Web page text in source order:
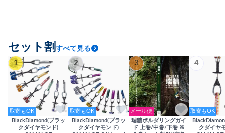
セット割 すべて見る
1
取寄もOK
BlackDiamond(ブラッ
クダイヤモンド)
2
取寄もOK
BlackDiamond(ブラッ
クダイヤモンド)
3
メール便
瑞牆ボルダリングガイ
ド 上巻/中巻/下巻 ※
4
取寄もOK
クダイヤ